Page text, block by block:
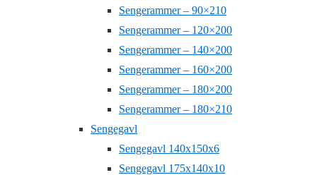
Sengerammer – 90×210
Sengerammer – 120×200
Sengerammer – 140×200
Sengerammer – 160×200
Sengerammer – 180×200
Sengerammer – 180×210
Sengegavl
Sengegavl 140x150x6
Sengegavl 175x140x10